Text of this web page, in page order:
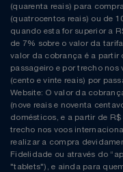
(quarenta reais) para
(quatrocentos reais) ou de
quando esta for superior a
de 7% sobre o valor da
valor da cobrança é a partir
passageiro e por trecho
(cento e vinte reais) por
Website: O valor da
(nove reais e noventa
domésticos, e a partir de
trecho nos voos
realizar a compra
Fidelidade ou através do
"tablets"), e ainda para